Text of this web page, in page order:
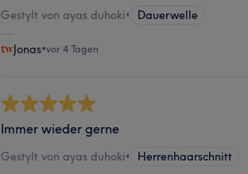
Gestylt von ayas duhoki• Dauerwelle
Jonas•vor 4 Tagen
Immer wieder gerne
Gestylt von ayas duhoki• Herrenhaarschnitt